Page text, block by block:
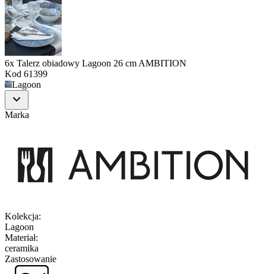
6x Talerz obiadowy Lagoon 26 cm AMBITION
Kod 61399
Lagoon
Marka
Kolekcja:
Lagoon
Materiał:
ceramika
Zastosowanie